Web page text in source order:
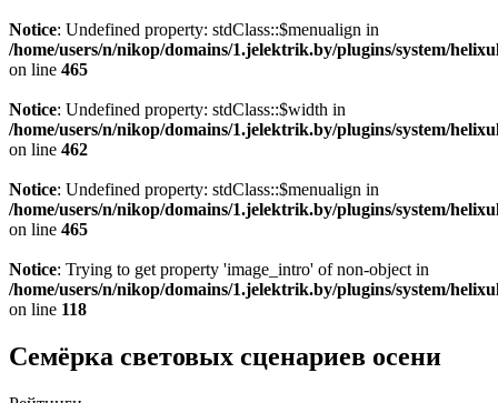
Notice: Undefined property: stdClass::$menualign in
/home/users/n/nikop/domains/1.jelektrik.by/plugins/system/
on line 465
Notice: Undefined property: stdClass::$width in
/home/users/n/nikop/domains/1.jelektrik.by/plugins/system/
on line 462
Notice: Undefined property: stdClass::$menualign in
/home/users/n/nikop/domains/1.jelektrik.by/plugins/system/
on line 465
Notice: Trying to get property 'image_intro' of non-object in
/home/users/n/nikop/domains/1.jelektrik.by/plugins/system/
on line 118
Семёрка световых сценариев осени